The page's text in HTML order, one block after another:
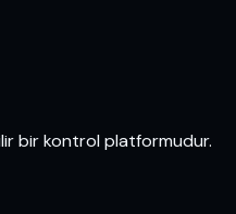
bir kontrol platformudur.